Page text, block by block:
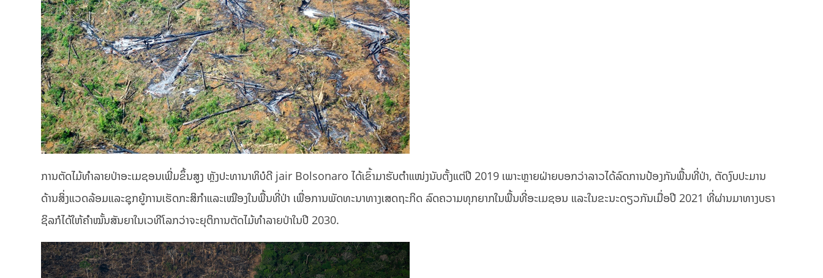
ການຕັດໄມ້ທຳລາຍປ່າອະເມຊອນເພີ່ມຂຶ້ນສູງ ຫຼັງປະທານາທິບໍດີ jair Bolsonaro ໄດ້ເຂົ້າມາຮັບຕໍາແໜ່ງນັບຕັ້ງແຕ່ປີ 2019 ເພາະຫຼາຍຝ່າຍບອກວ່າລາວໄດ້ລົດການປ້ອງກັນພື້ນທີ່ປ່າ, ຕັດງົບປະມານ
ດ້ານສິ່ງແວດລ້ອມແລະຊຸກຍູ້ການເຮັດກະສິກໍາແລະເໝືອງໃນພື້ນທີ່ປ່າ ເພື່ອການພັດທະນາທາງເສດຖະກິດ ລົດຄວາມທຸກຍາກໃນພື້ນທີ່ອະເມຊອນ ແລະໃນຂະນະດຽວກັນເມື່ອປີ 2021 ທີ່ຜ່ານມາທາງບຣາ
ຊິລກໍໄດ້ໃຫ້ຄໍາໝັ້ນສັນຍາໃນເວທີໂລກວ່າຈະຍຸຕິການຕັດໄມ້ທຳລາຍປ່າໃນປີ 2030.